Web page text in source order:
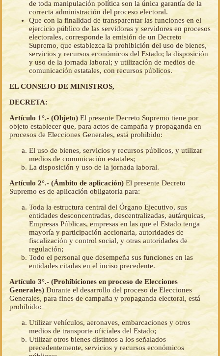
de toda manipulación política son la única garantía de la
correcta administración del proceso electoral.
Que con la finalidad de transparentar las funciones en el
ejercicio público de las servidoras y servidores en procesos
electorales, corresponde la emisión de un Decreto
Supremo, que establezca la prohibición del uso de bienes,
servicios y recursos económicos del Estado; la disposición
y uso de la jornada laboral; y utilización de medios de
comunicación estatales, con recursos públicos.
EL CONSEJO DE MINISTROS,
DECRETA:
Artículo 1°.- (Objeto) El presente Decreto Supremo tiene por
objeto establecer que, para actos de campaña y propaganda en
procesos de Elecciones Generales, está prohibido:
El uso de bienes, servicios y recursos públicos, y utilizar
medios de comunicación estatales;
La disposición y uso de la jornada laboral.
Artículo 2°.- (Ámbito de aplicación) El presente Decreto
Supremo es de aplicación obligatoria para:
Toda la estructura central del Órgano Ejecutivo, sus
entidades desconcentradas, descentralizadas, autárquicas,
Empresas Públicas, empresas en las que el Estado tenga
mayoría y participación accionaria, autoridades de
fiscalización y control social, y otras autoridades de
regulación;
Todo el personal que desempeña sus funciones en las
entidades citadas en el inciso precedente.
Artículo 3°.- (Prohibiciones en proceso de Elecciones
Generales) Durante el desarrollo del proceso de Elecciones
Generales, para fines de campaña y propaganda electoral, está
prohibido:
Utilizar vehículos, aeronaves, embarcaciones y otros
medios de transporte oficiales del Estado;
Utilizar otros bienes distintos a los señalados
precedentemente, servicios y recursos económicos